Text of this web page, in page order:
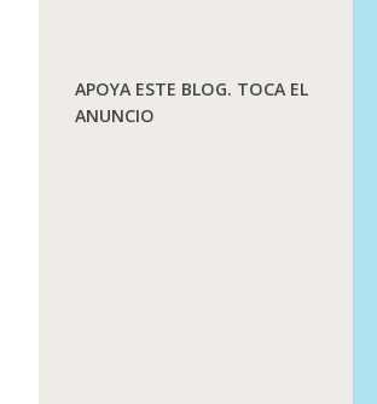
APOYA ESTE BLOG. TOCA EL
ANUNCIO